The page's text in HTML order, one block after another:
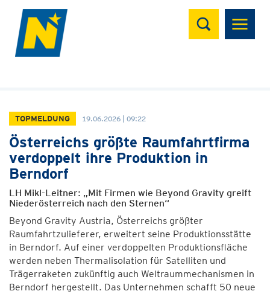
Suchen
TOPMELDUNG 19.06.2026 | 09:22
Österreichs größte Raumfahrtfirma
verdoppelt ihre Produktion in
Berndorf
LH Mikl-Leitner: „Mit Firmen wie Beyond Gravity greift
Niederösterreich nach den Sternen“
Beyond Gravity Austria, Österreichs größter
Raumfahrtzulieferer, erweitert seine Produktionsstätte
in Berndorf. Auf einer verdoppelten Produktionsfläche
werden neben Thermalisolation für Satelliten und
Trägerraketen zukünftig auch Weltraummechanismen in
Berndorf hergestellt. Das Unternehmen schafft 50 neue